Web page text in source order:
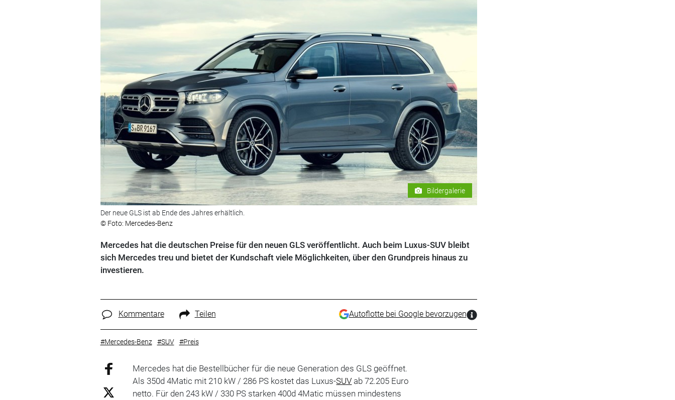
Bildergalerie
Der neue GLS ist ab Ende des Jahres erhältlich.
© Foto: Mercedes-Benz
Mercedes hat die deutschen Preise für den neuen GLS veröffentlicht. Auch beim Luxus-SUV bleibt
sich Mercedes treu und bietet der Kundschaft viele Möglichkeiten, über den Grundpreis hinaus zu
investieren.
Kommentare Teilen Autoflotte bei Google bevorzugen
#Mercedes-Benz #SUV #Preis
Mercedes hat die Bestellbücher für die neue Generation des GLS geöffnet.
Als 350d 4Matic mit 210 kW / 286 PS kostet das Luxus-SUV ab 72.205 Euro
netto. Für den 243 kW / 330 PS starken 400d 4Matic müssen mindestens